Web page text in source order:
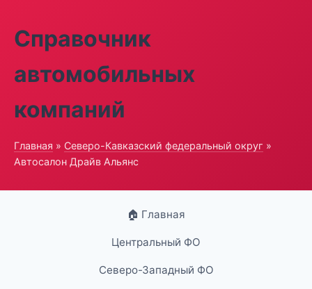
Справочник
автомобильных
компаний
Главная » Северо-Кавказский федеральный округ »
Автосалон Драйв Альянс
🏠 Главная
Центральный ФО
Северо-Западный ФО